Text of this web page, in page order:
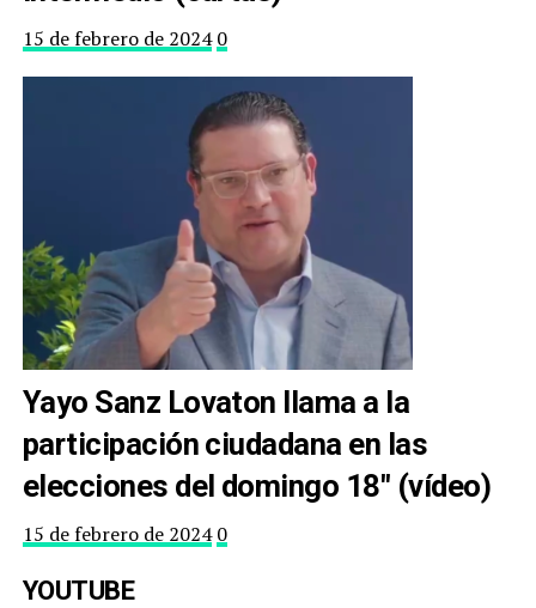
15 de febrero de 2024 0
Yayo Sanz Lovaton llama a la
participación ciudadana en las
elecciones del domingo 18″ (vídeo)
15 de febrero de 2024 0
YOUTUBE